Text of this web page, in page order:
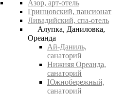
Азор, арт-отель
Гринцовский, пансионат
Ливадийский, спа-отель
Алупка, Даниловка,
Ореанда
Ай-Даниль,
санаторий
Нижняя Ореанда,
санаторий
Южнобережный,
санаторий